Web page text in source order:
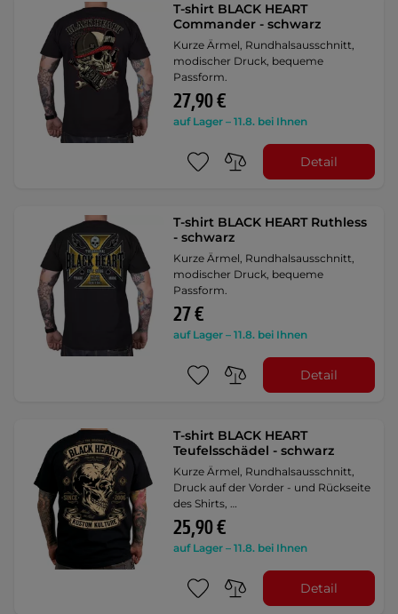
T-shirt BLACK HEART
Commander - schwarz
Kurze Ärmel, Rundhalsausschnitt,
modischer Druck, bequeme
Passform.
27,90 €
auf Lager – 11.8. bei Ihnen
Detail
T-shirt BLACK HEART Ruthless
- schwarz
Kurze Ärmel, Rundhalsausschnitt,
modischer Druck, bequeme
Passform.
27 €
auf Lager – 11.8. bei Ihnen
Detail
T-shirt BLACK HEART
Teufelsschädel - schwarz
Kurze Ärmel, Rundhalsausschnitt,
Druck auf der Vorder - und Rückseite
des Shirts, …
25,90 €
auf Lager – 11.8. bei Ihnen
Detail